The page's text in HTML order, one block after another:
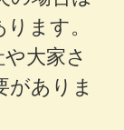
ます。
大家さ
がありま